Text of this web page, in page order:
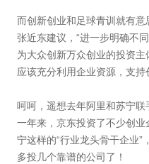
而创新创业和足球青训就有意
张近东建议，“进一步明确不
为大众创新万众创业的投资
应该充分利用企业资源，支持
呵呵，遥想去年阿里和苏宁
一年来，京东投资了不少创
宁这样的“行业龙头骨干企业”
多投几个靠谱的公司了！